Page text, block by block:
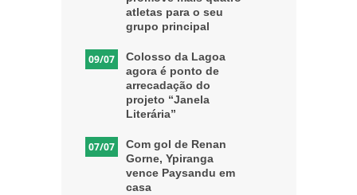
atletas para o seu
grupo principal
09/07
Colosso da Lagoa
agora é ponto de
arrecadação do
projeto “Janela
Literária”
07/07
Com gol de Renan
Gorne, Ypiranga
vence Paysandu em
casa